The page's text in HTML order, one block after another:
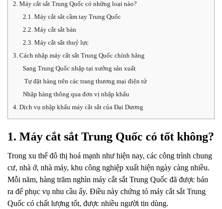
2. Máy cắt sắt Trung Quốc có những loại nào?
2.1. Máy cắt sắt cầm tay Trung Quốc
2.2. Máy cắt sắt bàn
2.3. Máy cắt sắt thuỷ lực
3. Cách nhập máy cắt sắt Trung Quốc chính hãng
Sang Trung Quốc nhập tại xưởng sản xuất
Tự đặt hàng trên các trang thương mại điện tử
Nhập hàng thông qua đơn vị nhập khẩu
4. Dịch vụ nhập khẩu máy cắt sắt của Đại Dương
1. Máy cắt sắt Trung Quốc có tốt không?
Trong xu thế đô thị hoá mạnh như hiện nay, các công trình chung
cư, nhà ở, nhà máy, khu công nghiệp xuất hiện ngày càng nhiều.
Mỗi năm, hàng trăm nghìn máy cắt sắt Trung Quốc đã được bán
ra để phục vụ nhu cầu ấy. Điều này chứng tỏ máy cắt sắt Trung
Quốc có chất lượng tốt, được nhiều người tin dùng.